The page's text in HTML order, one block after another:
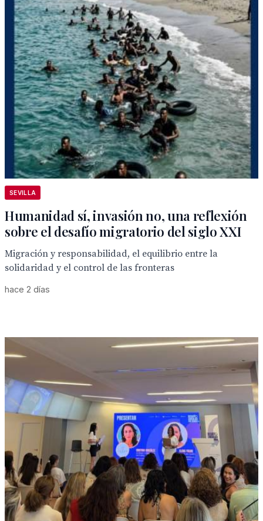
SEVILLA
Humanidad sí, invasión no, una reflexión
sobre el desafío migratorio del siglo XXI
Migración y responsabilidad, el equilibrio entre la
solidaridad y el control de las fronteras
hace 2 días